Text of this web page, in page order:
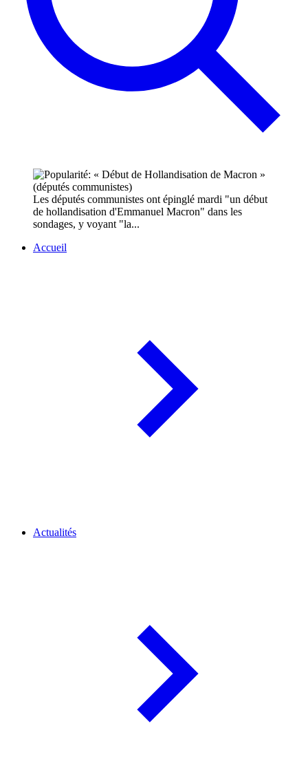
Les députés communistes ont épinglé mardi "un début
de hollandisation d'Emmanuel Macron" dans les
sondages, y voyant "la...
Accueil
Actualités